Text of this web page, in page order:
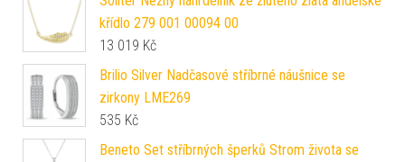
křídlo 279 001 00094 00
13 019 Kč
Brilio Silver Nadčasové stříbrné náušnice se
zirkony LME269
535 Kč
Beneto Set stříbrných šperků Strom života se